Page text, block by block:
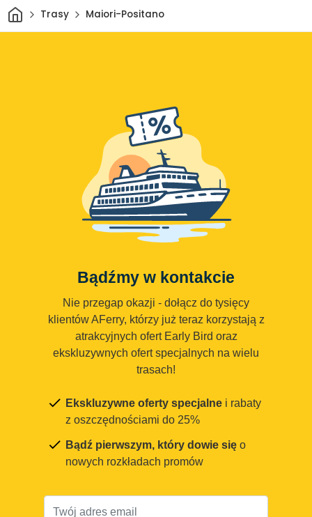
DomTrasy Maiori-Positano
Bądźmy w kontakcie
Nie przegap okazji - dołącz do tysięcy
klientów AFerry, którzy już teraz korzystają z
atrakcyjnych ofert Early Bird oraz
ekskluzywnych ofert specjalnych na wielu
trasach!
Ekskluzywne oferty specjalne i rabaty
z oszczędnościami do 25%
Bądź pierwszym, który dowie się o
nowych rozkładach promów